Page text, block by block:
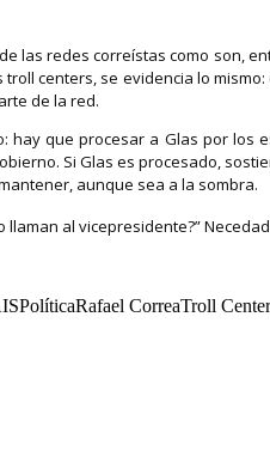
las redes correístas como son,
centers, se evidencia lo
de la red.
hay que procesar a Glas por
Si Glas es procesado,
aunque sea a la sombra.
al vicepresidente?”
CorreaTroll Center